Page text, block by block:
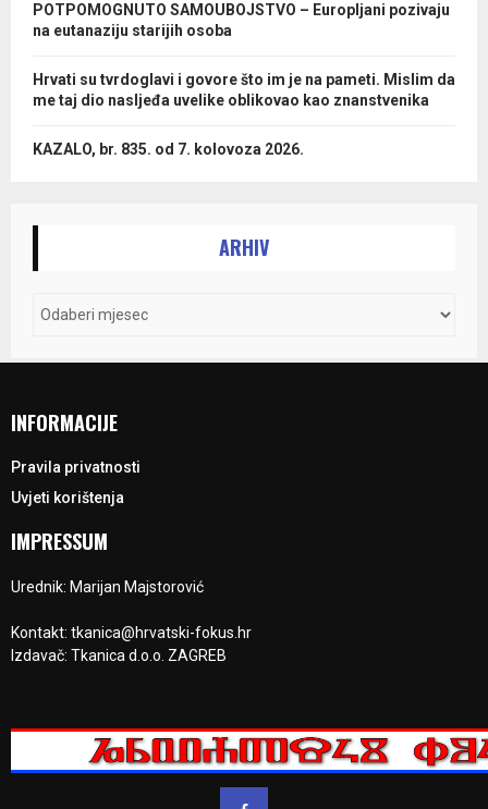
POTPOMOGNUTO SAMOUBOJSTVO – Europljani pozivaju
na eutanaziju starijih osoba
Hrvati su tvrdoglavi i govore što im je na pameti. Mislim da
me taj dio nasljeđa uvelike oblikovao kao znanstvenika
KAZALO, br. 835. od 7. kolovoza 2026.
ARHIV
INFORMACIJE
Pravila privatnosti
Uvjeti korištenja
IMPRESSUM
Urednik: Marijan Majstorović
Kontakt: tkanica@hrvatski-fokus.hr
Izdavač: Tkanica d.o.o. ZAGREB